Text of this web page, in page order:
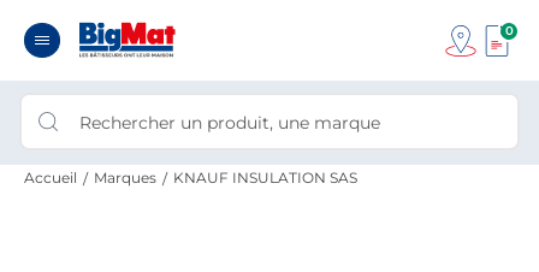
0
Accueil Marques KNAUF INSULATION SAS